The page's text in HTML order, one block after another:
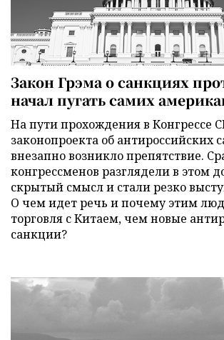
Закон Грэма о санкциях
начал пугать самих
На пути прохождения в Конгрессе
законопроекта об антироссийских
внезапно возникло препятствие.
конгрессменов разглядели в этом
скрытый смысл и стали резко
О чем идет речь и почему этим
торговля с Китаем, чем новые
санкции?